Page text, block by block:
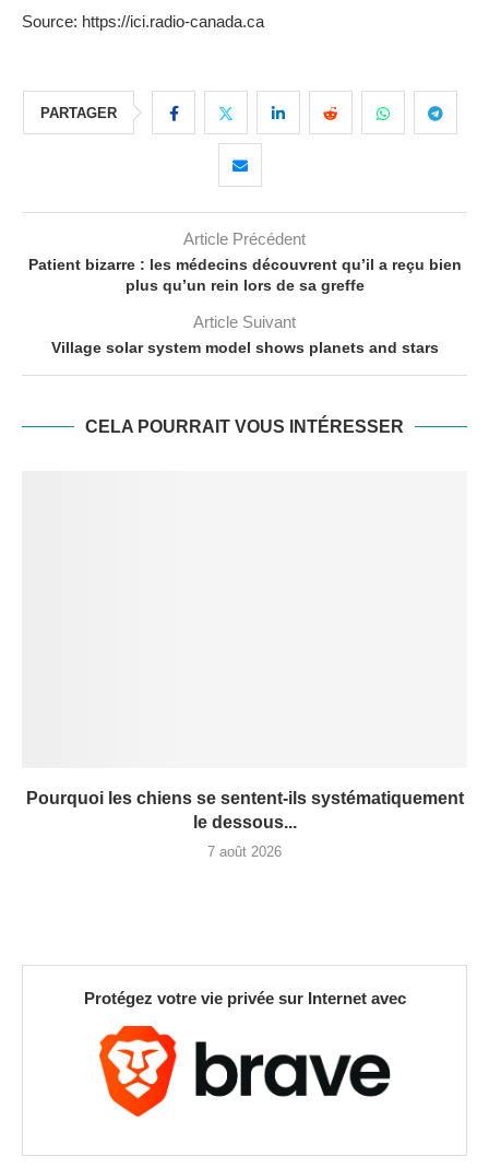
Source: https://ici.radio-canada.ca
PARTAGER
Article Précédent
Patient bizarre : les médecins découvrent qu’il a reçu bien
plus qu’un rein lors de sa greffe
Article Suivant
Village solar system model shows planets and stars
CELA POURRAIT VOUS INTÉRESSER
Pourquoi les chiens se sentent-ils systématiquement
le dessous...
7 août 2026
Protégez votre vie privée sur Internet avec